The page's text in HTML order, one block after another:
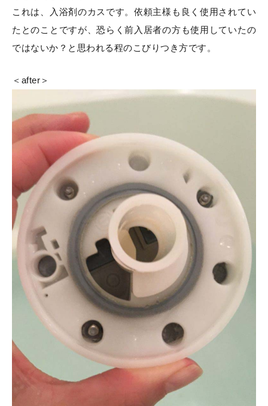
これは、入浴剤のカスです。依頼主様も良く使用されてい
たとのことですが、恐らく前入居者の方も使用していたの
ではないか？と思われる程のこびりつき方です。
＜after＞